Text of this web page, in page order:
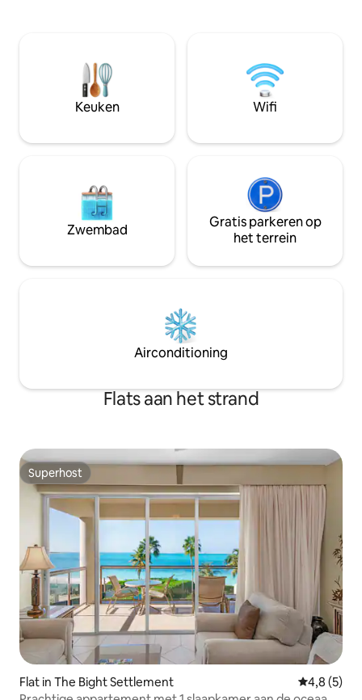
Place , supermarkt en alles wat Grace
gebruikmaken van het zwembad, het
strand, de fitnessruimte, de tennisbaan,
op het terrein.
buitentafel of
ligstoel met
het strand en het
stukje paradijs
Keuken Wifi
Zwembad
Gratis parkeren op
het terrein
Airconditioning
Flats aan het strand
Superhost
Superhost
Flat in The Bight Settlement
4,8 (5)